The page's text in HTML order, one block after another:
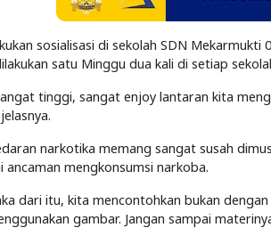
sosialisasi di sekolah SDN
satu Minggu dua kali di setiap
tinggi, sangat enjoy lantaran kita
narkotika memang sangat susah
mengkonsumsi narkoba.
dari itu, kita mencontohkan bukan
gambar. Jangan sampai